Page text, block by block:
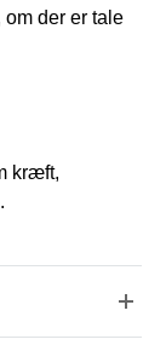
der er tale
kræft,